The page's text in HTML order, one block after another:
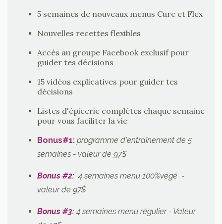
5 semaines de nouveaux menus Cure et Flex
Nouvelles recettes flexibles
Accès au groupe Facebook exclusif pour
guider tes décisions
15 vidéos explicatives pour guider tes
décisions
Listes d'épicerie complètes chaque semaine
pour vous faciliter la vie
Bonus#1: programme d'entraînement de 5
semaines - valeur de 97$
Bonus #2: 4 semaines menu 100%végé -
valeur de 97$
Bonus #3: 4 semaines menu régulier - Valeur